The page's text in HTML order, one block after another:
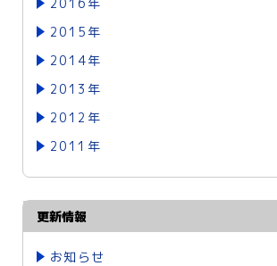
2015年
2014年
2013年
2012年
2011年
更新情報
お知らせ